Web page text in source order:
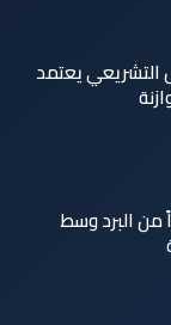
التشريعي يعتمد
من البرد وسط